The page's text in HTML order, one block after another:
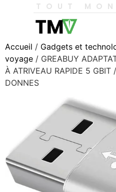
TOUT
Accueil / Gadgets et
voyage / GREABUY
À ATRIVEAU RAPIDE 5 GBIT
DONNES